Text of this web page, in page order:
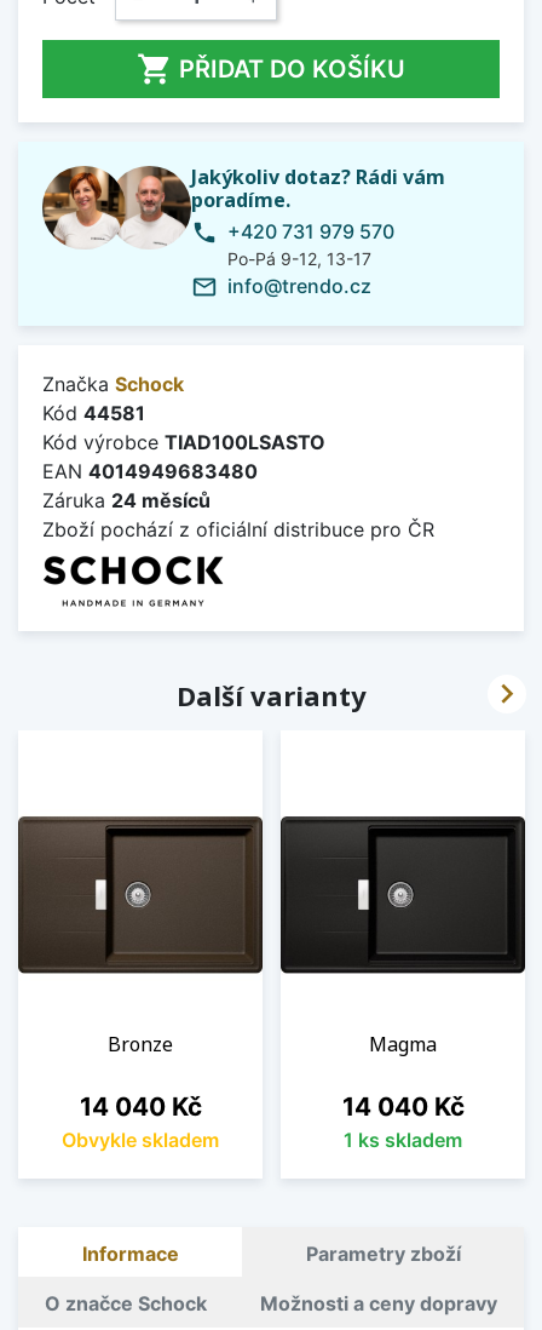
 PŘIDAT DO KOŠÍKU
Jakýkoliv dotaz? Rádi vám
poradíme.
phone +420 731 979 570
Po-Pá 9-12, 13-17
mail_outline info@trendo.cz
Značka Schock
Kód 44581
Kód výrobce TIAD100LSASTO
EAN 4014949683480
Záruka 24 měsíců
Zboží pochází z oficiální distribuce pro ČR
Další varianty
Bronze
Cena
14 040 Kč
Obvykle skladem
Magma
Cena
14 040 Kč
1 ks skladem

Informace Parametry zboží
O značce Schock Možnosti a ceny dopravy